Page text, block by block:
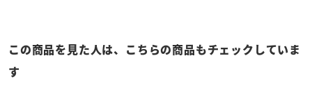
この商品を見た人は、こちらの商品もチェックしていま
す